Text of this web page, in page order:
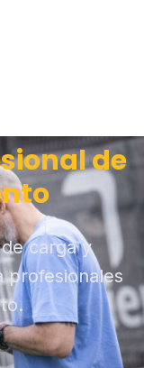
de
carga y
profesionales